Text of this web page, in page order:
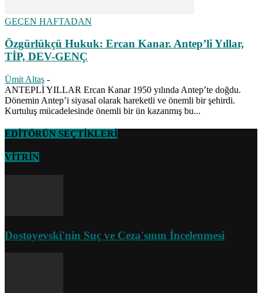
GEÇEN HAFTADAN
Özgürlükçü Hukuk: Ercan Kanar. Antep’li Yıllar,
TİP, DEV-GENÇ
Ümit Altaş -
ANTEPLİ YILLAR Ercan Kanar 1950 yılında Antep’te doğdu.
Dönemin Antep’i siyasal olarak hareketli ve önemli bir şehirdi.
Kurtuluş mücadelesinde önemli bir ün kazanmış bu...
EDİTÖRÜN SEÇTİKLERİ
VİTRİN
Dostoyevski'nin Suç ve Ceza'sının İncelenmesi